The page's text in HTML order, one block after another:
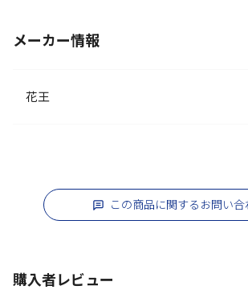
メーカー情報
花王
この商品に関するお問い合
購入者レビュー